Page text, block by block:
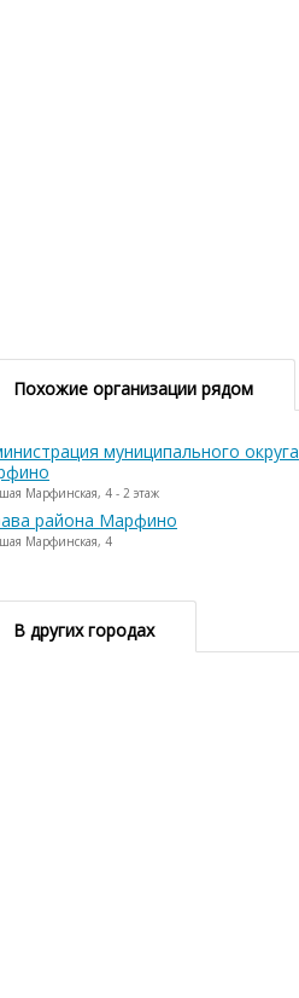
Похожие организации рядом
муниципального округа
Марфинская, 4 - 2 этаж
района Марфино
Марфинская, 4
В других городах